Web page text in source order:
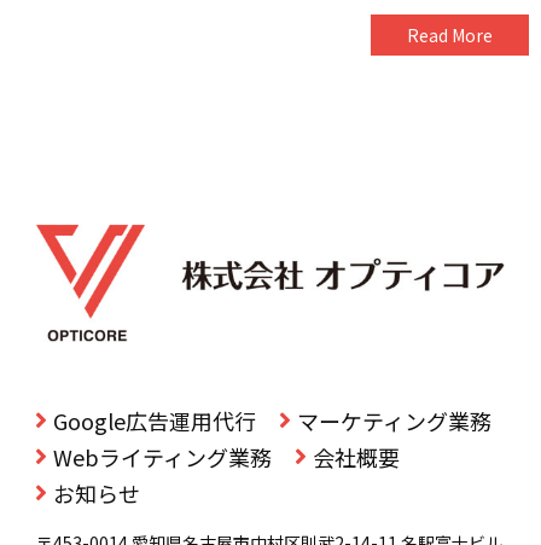
Read More
Google広告運用代行
マーケティング業務
Webライティング業務
会社概要
お知らせ